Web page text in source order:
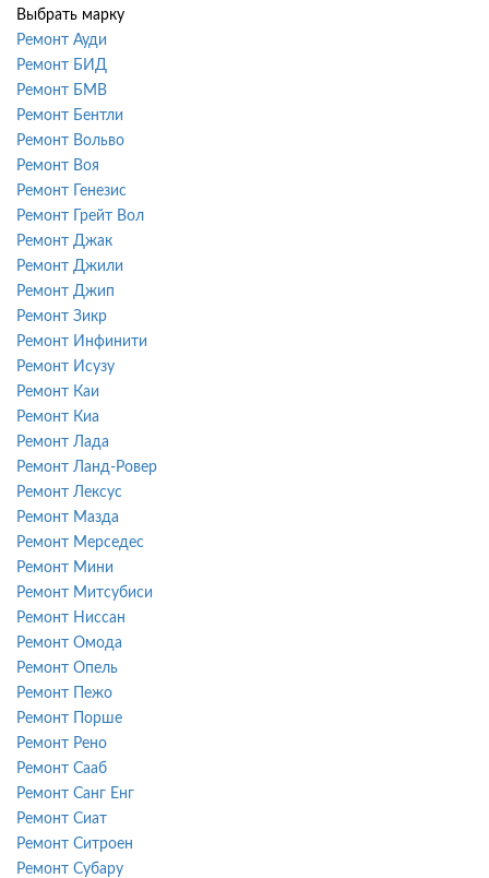
Выбрать марку
Ремонт Ауди
Ремонт БИД
Ремонт БМВ
Ремонт Бентли
Ремонт Вольво
Ремонт Воя
Ремонт Генезис
Ремонт Грейт Вол
Ремонт Джак
Ремонт Джили
Ремонт Джип
Ремонт Зикр
Ремонт Инфинити
Ремонт Исузу
Ремонт Каи
Ремонт Киа
Ремонт Лада
Ремонт Ланд-Ровер
Ремонт Лексус
Ремонт Мазда
Ремонт Мерседес
Ремонт Мини
Ремонт Митсубиси
Ремонт Ниссан
Ремонт Омода
Ремонт Опель
Ремонт Пежо
Ремонт Порше
Ремонт Рено
Ремонт Сааб
Ремонт Санг Енг
Ремонт Сиат
Ремонт Ситроен
Ремонт Субару